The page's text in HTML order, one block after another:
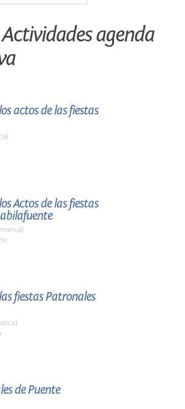
agenda
actos de las fiestas
Actos de las fiestas
fiestas Patronales
de Puente